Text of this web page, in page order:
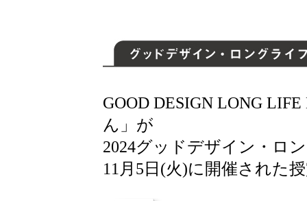
GOOD DESIGN LONG
ん」が
2024グッドデザイン・ロ
11月5日(火)に開催された